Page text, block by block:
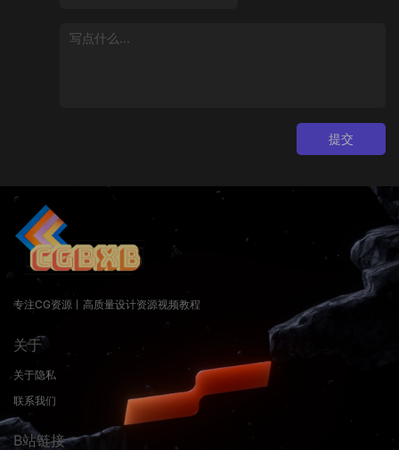
提交
专注CG资源丨高质量设计资源视频教程
关于
关于隐私
联系我们
B站链接